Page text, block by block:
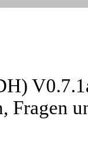
Fragen